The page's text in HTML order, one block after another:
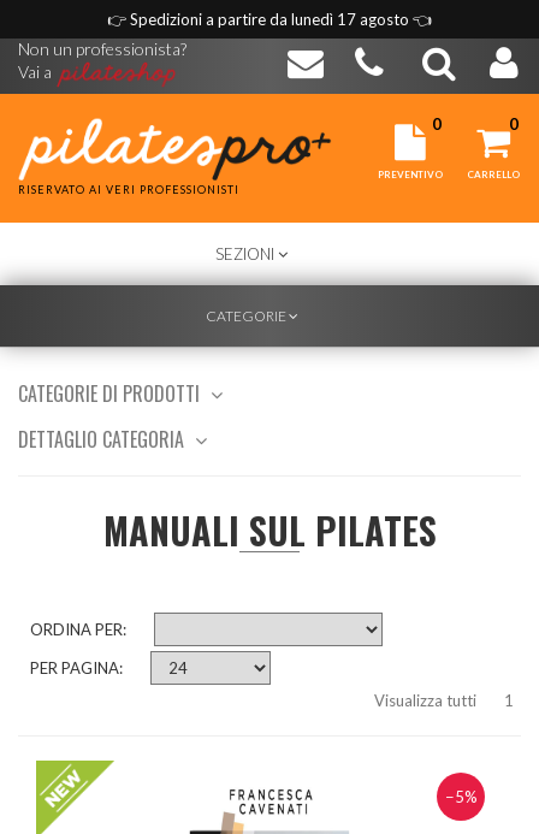
👉Spedizioni a partire da lunedì 17 agosto 👈
Non un professionista?
Vai a
RISERVATO AI VERI PROFESSIONISTI
0
PREVENTIVO
0
CARRELLO
TOGGLE
NAVIGATION
SEZIONI
TOGGLE
CATEGORIE
CATEGORIE DI PRODOTTI
DETTAGLIO CATEGORIA
MANUALI SUL PILATES
ORDINA PER:
PER PAGINA:
Visualizza tutti
1
−5%